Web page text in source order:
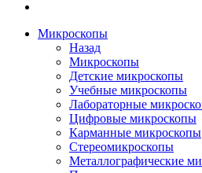
Микроскопы
Назад
Микроскопы
Детские микроскопы
Учебные микроскопы
Лабораторные
Цифровые микроскопы
Карманные микроскопы
Стереомикроскопы
Металлографические